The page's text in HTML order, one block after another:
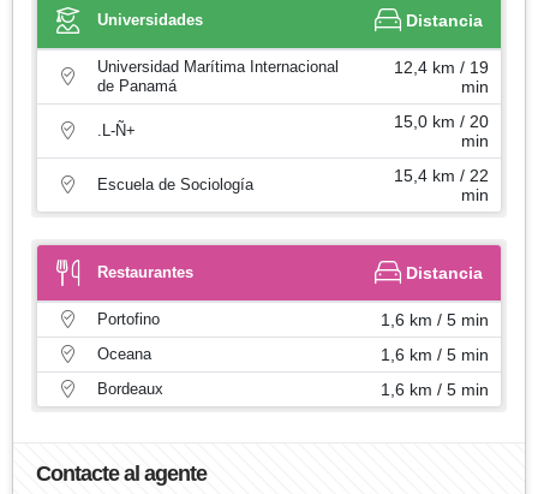
Universidades Distancia
Universidad Marítima Internacional
de Panamá
12,4 km / 19
min
.L-Ñ+
15,0 km / 20
min
Escuela de Sociología
15,4 km / 22
min
Restaurantes Distancia
Portofino 1,6 km / 5 min
Oceana 1,6 km / 5 min
Bordeaux 1,6 km / 5 min
Contacte al agente